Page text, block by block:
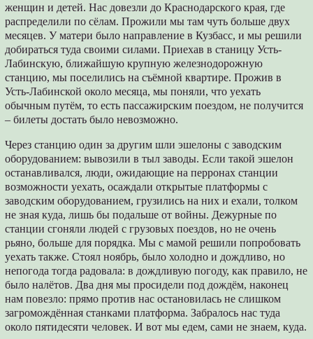
женщин и детей. Нас довезли до Краснодарского края, где
распределили по сёлам. Прожили мы там чуть больше двух
месяцев. У матери было направление в Кузбасс, и мы решили
добираться туда своими силами. Приехав в станицу Усть-
Лабинскую, ближайшую крупную железнодорожную
станцию, мы поселились на съёмной квартире. Прожив в
Усть-Лабинской около месяца, мы поняли, что уехать
обычным путём, то есть пассажирским поездом, не получится
– билеты достать было невозможно.
Через станцию один за другим шли эшелоны с заводским
оборудованием: вывозили в тыл заводы. Если такой эшелон
останавливался, люди, ожидающие на перронах станции
возможности уехать, осаждали открытые платформы с
заводским оборудованием, грузились на них и ехали, толком
не зная куда, лишь бы подальше от войны. Дежурные по
станции сгоняли людей с грузовых поездов, но не очень
рьяно, больше для порядка. Мы с мамой решили попробовать
уехать также. Стоял ноябрь, было холодно и дождливо, но
непогода тогда радовала: в дождливую погоду, как правило, не
было налётов. Два дня мы просидели под дождём, наконец
нам повезло: прямо против нас остановилась не слишком
загромождённая станками платформа. Забралось нас туда
около пятидесяти человек. И вот мы едем, сами не знаем, куда.